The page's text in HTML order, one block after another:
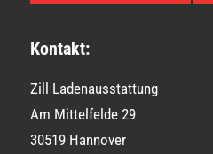
Kontakt:
Zill Ladenausstattung
Am Mittelfelde 29
30519 Hannover